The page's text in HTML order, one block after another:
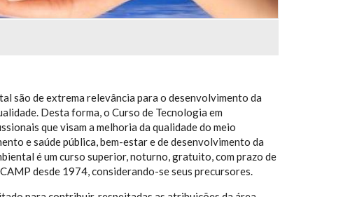
são de extrema relevância para o desenvolvimento da
Desta forma, o Curso de Tecnologia em
que visam a melhoria da qualidade do meio
e saúde pública, bem-estar e de desenvolvimento da
é um curso superior, noturno, gratuito, com prazo de
desde 1974, considerando-se seus precursores.